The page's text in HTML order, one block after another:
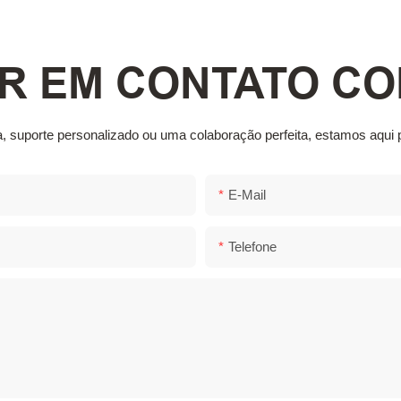
EM CONTATO
suporte personalizado ou uma colaboração perfeita, estamos
E-Mail
Telefone